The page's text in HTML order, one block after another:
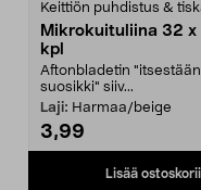
Keittiön puhdistus &
Mikrokuituliina 32 x
kpl
Aftonbladetin
suosikki" siiv...
Laji: Harmaa/beige
3,99
Lisää